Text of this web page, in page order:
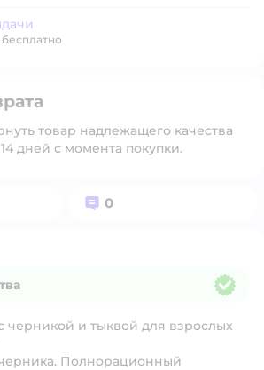
бесплатно
товар надлежащего качества
дней с момента покупки.
Вопросов:
0
черникой и тыквой для взрослых
. Полнорационный